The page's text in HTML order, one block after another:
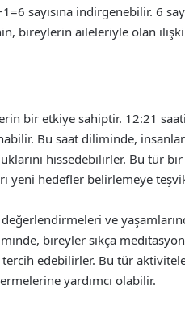
sayısına indirgenebilir. 6
bireylerin aileleriyle olan
bir etkiye sahiptir. 12:21
Bu saat diliminde,
hissedebilirler. Bu tür
yeni hedefler belirlemeye
ve
bireyler sıkça
edebilirler. Bu tür
yardımcı olabilir.